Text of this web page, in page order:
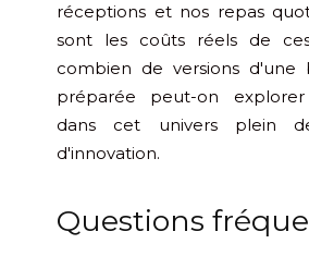
réceptions et nos repas
sont les coûts réels de
combien de versions d'une
préparée peut-on
dans cet univers plein
d'innovation.
Questions